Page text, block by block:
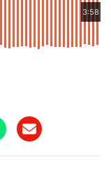
3:58